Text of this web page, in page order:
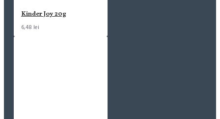
Kinder Joy 20g
6,48 lei